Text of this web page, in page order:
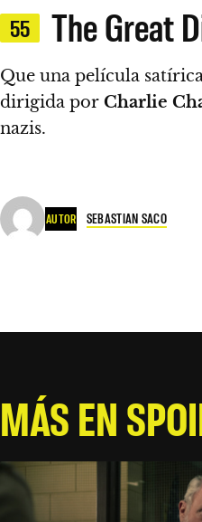
55 The Great
Que una película
dirigida por Charlie
nazis.
AUTOR SEBASTIAN SACO
MÁS EN